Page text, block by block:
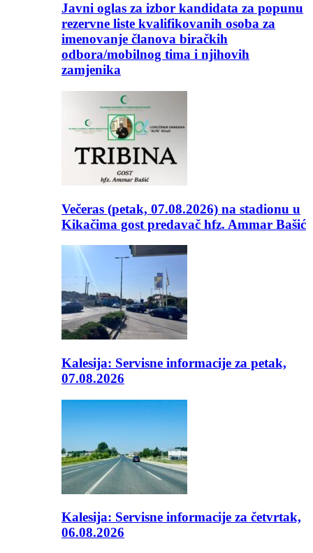
Javni oglas za izbor kandidata za popunu
rezervne liste kvalifikovanih osoba za
imenovanje članova biračkih
odbora/mobilnog tima i njihovih
zamjenika
Večeras (petak, 07.08.2026) na stadionu u
Kikačima gost predavač hfz. Ammar Bašić
Kalesija: Servisne informacije za petak,
07.08.2026
Kalesija: Servisne informacije za četvrtak,
06.08.2026